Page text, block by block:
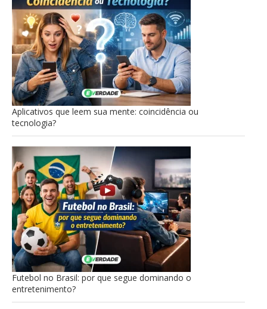
Aplicativos que leem sua mente: coincidência ou
tecnologia?
Futebol no Brasil: por que segue dominando o
entretenimento?